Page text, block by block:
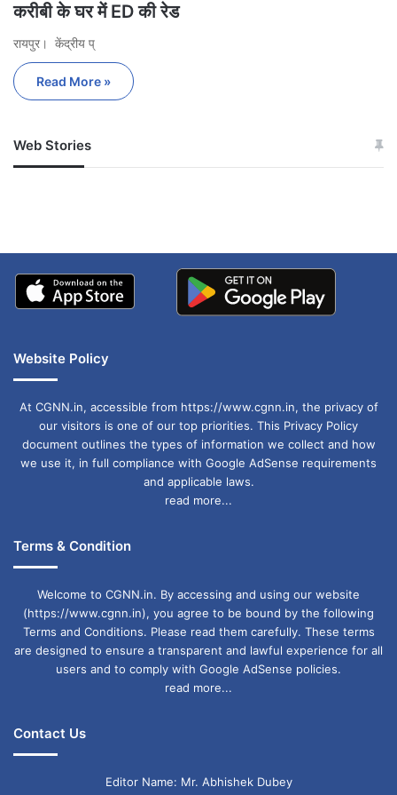
करीबी के घर में ED की रेड
रायपुर। केंद्रीय प्
Read More »
Web Stories
जम्मू-कश्मीर में बारिश से
अपडेट
खाई में धक्का… आरोपियों ने
Website Policy
At CGNN.in, accessible from https://www.cgnn.in, the privacy of
our visitors is one of our top priorities. This Privacy Policy
document outlines the types of information we collect and how
we use it, in full compliance with Google AdSense requirements
and applicable laws.
read more...
Terms & Condition
Welcome to CGNN.in. By accessing and using our website
(https://www.cgnn.in), you agree to be bound by the following
Terms and Conditions. Please read them carefully. These terms
are designed to ensure a transparent and lawful experience for all
users and to comply with Google AdSense policies.
read more...
Contact Us
Editor Name: Mr. Abhishek Dubey